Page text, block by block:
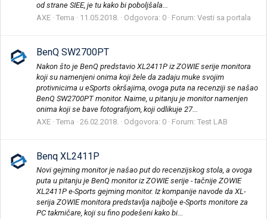
od strane SIEE, je tu kako bi poboljšala...
AXE Tema 11.05.2018. Odgovora: 0 Forum: Vesti sa portala
BenQ SW2700PT
Nakon što je BenQ predstavio XL2411P iz ZOWIE serije monitora
koji su namenjeni onima koji žele da zadaju muke svojim
protivnicima u eSports okršajima, ovoga puta na recenziji se našao
BenQ SW2700PT monitor. Naime, u pitanju je monitor namenjen
onima koji se bave fotografijom, koji odlikuje 27...
AXE Tema 26.02.2018. Odgovora: 0 Forum: Test LAB
Benq XL2411P
Novi gejming monitor je našao put do recenzijskog stola, a ovoga
puta u pitanju je BenQ monitor iz ZOWIE serije - tačnije ZOWIE
XL2411P e-Sports gejming monitor. Iz kompanije navode da XL-
serija ZOWIE monitora predstavlja najbolje e-Sports monitore za
PC takmičare, koji su fino podešeni kako bi...